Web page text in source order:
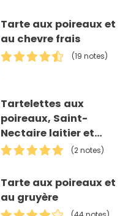
Tarte aux poireaux et
au chevre frais
(19 notes)
Tartelettes aux
poireaux, Saint-
Nectaire laitier et
noix
(2 notes)
Tarte aux poireaux et
au gruyère